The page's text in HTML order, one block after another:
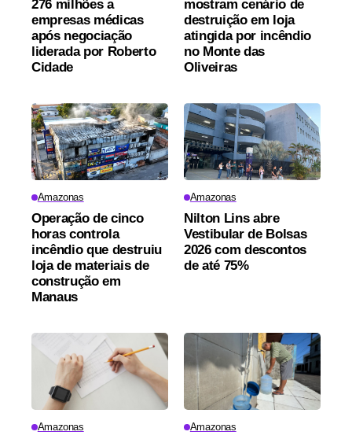
276 milhões a
empresas médicas
após negociação
liderada por Roberto
Cidade
mostram cenário de
destruição em loja
atingida por incêndio
no Monte das
Oliveiras
Amazonas
Operação de cinco
horas controla
incêndio que destruiu
loja de materiais de
construção em
Manaus
Amazonas
Nilton Lins abre
Vestibular de Bolsas
2026 com descontos
de até 75%
Amazonas Amazonas